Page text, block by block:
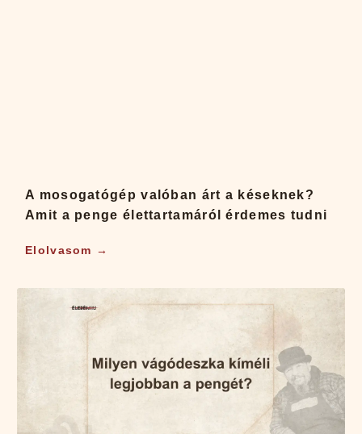
A mosogatógép valóban árt a késeknek?
Amit a penge élettartamáról érdemes tudni
Elolvasom →